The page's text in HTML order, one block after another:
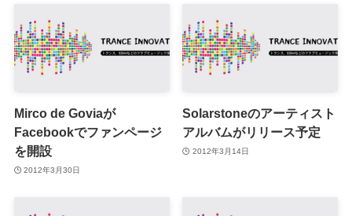
Mirco de Goviaが
Facebookでファンページ
を開設
2012年3月30日
Solarstoneのアーティスト
アルバムがリリース予定
2012年3月14日